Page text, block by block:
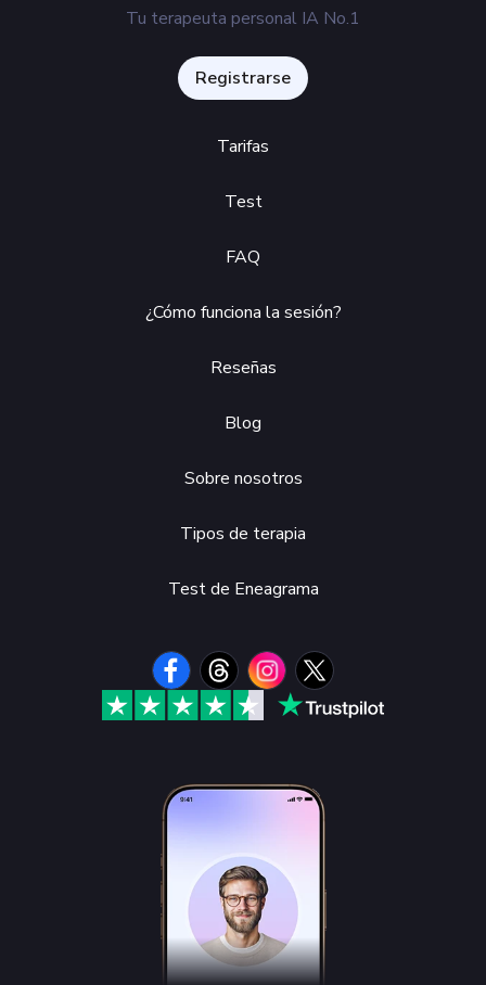
Tu terapeuta personal IA No.1
Registrarse
Tarifas
Test
FAQ
¿Cómo funciona la sesión?
Reseñas
Blog
Sobre nosotros
Tipos de terapia
Test de Eneagrama